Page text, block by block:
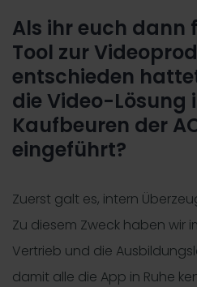
Als ihr euch dann
Tool zur
entschieden
die Video-Lösung
Kaufbeuren der
eingeführt?
Zuerst galt es, intern
Zu diesem Zweck haben wir
Vertrieb und die
damit alle die App in Ruhe